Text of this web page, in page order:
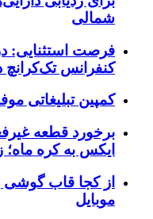
شمالی
کنفرانس تک‌کرانچ
کمپین تبلیغاتی
ایکس به کره ماه؛
از کجا قاب گوشی
موبایل